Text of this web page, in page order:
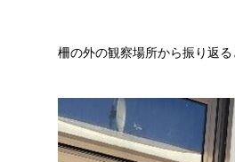
柵の外の観察場所から振り返